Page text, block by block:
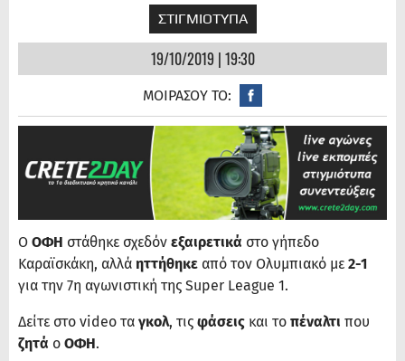
ΣΤΙΓΜΙΟΤΥΠΑ
19/10/2019 | 19:30
ΜΟΙΡΑΣΟΥ ΤΟ:
Ο ΟΦΗ στάθηκε σχεδόν εξαιρετικά στο γήπεδο
Καραϊσκάκη, αλλά ηττήθηκε από τον Ολυμπιακό με 2-1
για την 7η αγωνιστική της Super League 1.
Δείτε στο video τα γκολ, τις φάσεις και το πέναλτι που
ζητά ο ΟΦΗ.